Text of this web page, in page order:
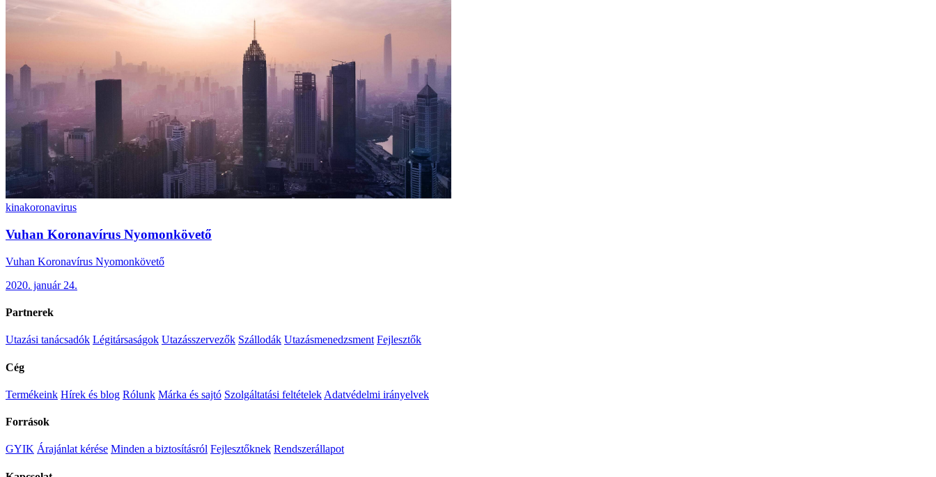
kinakoronavirus
Vuhan Koronavírus Nyomonkövető
Vuhan Koronavírus Nyomonkövető
2020. január 24.
Partnerek
Utazási tanácsadók Légitársaságok Utazásszervezők Szállodák Utazásmenedzsment Fejlesztők
Cég
Termékeink Hírek és blog Rólunk Márka és sajtó Szolgáltatási feltételek Adatvédelmi irányelvek
Források
GYIK Árajánlat kérése Minden a biztosításról Fejlesztőknek Rendszerállapot